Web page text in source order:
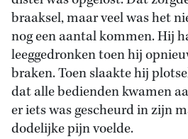
braaksel, maar veel was het
nog een aantal kommen. Hij
leeggedronken toen hij
braken. Toen slaakte hij
dat alle bedienden kwamen
er iets was gescheurd in zijn
dodelijke pijn voelde.